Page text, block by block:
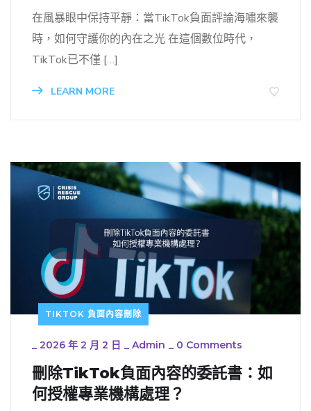
在風暴眼中保持平靜：當TikTok負面評論海嘯來襲
時，如何守護你的內在之光 在這個數位時代，
TikTok已不僅 […]
LEARN MORE
TIKTOK 負面內容刪除
_ 2026 年 2 月 2 日 _ Admin _ 0 Comments
刪除TikTok負面內容的委託書：如
何授權專業機構處理？